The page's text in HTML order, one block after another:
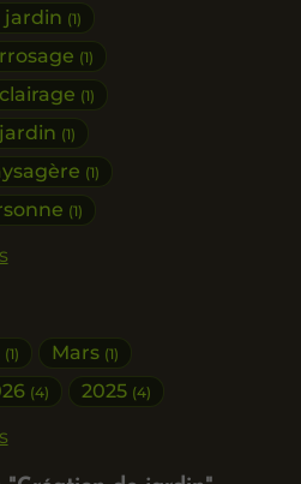
jardin (1)
(1)
(1)
(1)
(1)
(1)
(1) Mars (1)
(4) 2025 (4)